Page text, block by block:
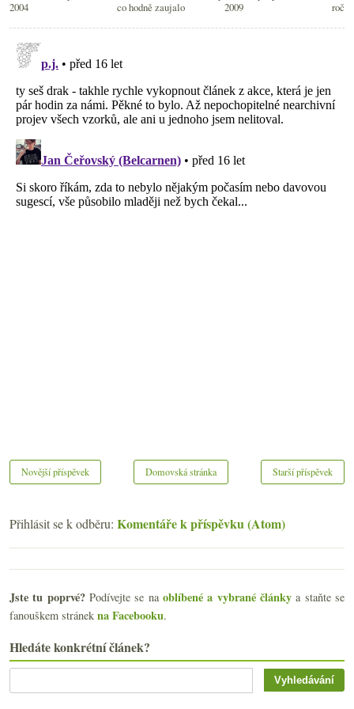
2004
co hodně zaujalo
2009
Novější příspěvek Starší příspěvek
Domovská stránka
Přihlásit se k odběru: Komentáře k příspěvku (Atom)
Jste tu poprvé?Podívejte se naoblíbené a vybrané články a staňte se
fanouškem stránek na Facebooku.
Hledáte konkrétní článek?